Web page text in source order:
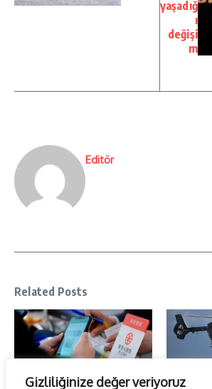
Gizliliğinize değer veriyoruz
yaşadığ
ı
değişi
m
Editör
Related Posts
Güney